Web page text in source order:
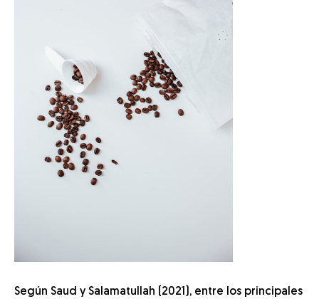
Según Saud y Salamatullah (2021), entre los principales